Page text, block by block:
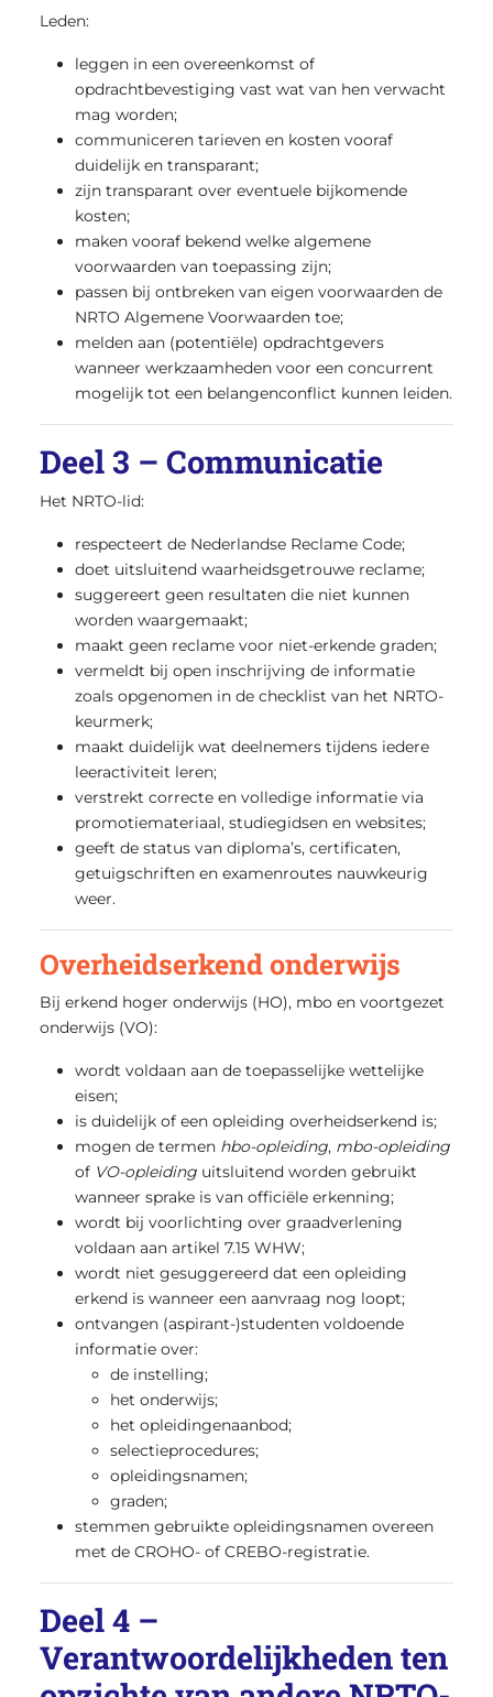
Leden:
leggen in een overeenkomst of
opdrachtbevestiging vast wat van hen verwacht
mag worden;
communiceren tarieven en kosten vooraf
duidelijk en transparant;
zijn transparant over eventuele bijkomende
kosten;
maken vooraf bekend welke algemene
voorwaarden van toepassing zijn;
passen bij ontbreken van eigen voorwaarden de
NRTO Algemene Voorwaarden toe;
melden aan (potentiële) opdrachtgevers
wanneer werkzaamheden voor een concurrent
mogelijk tot een belangenconflict kunnen leiden.
Deel 3 – Communicatie
Het NRTO-lid:
respecteert de Nederlandse Reclame Code;
doet uitsluitend waarheidsgetrouwe reclame;
suggereert geen resultaten die niet kunnen
worden waargemaakt;
maakt geen reclame voor niet-erkende graden;
vermeldt bij open inschrijving de informatie
zoals opgenomen in de checklist van het NRTO-
keurmerk;
maakt duidelijk wat deelnemers tijdens iedere
leeractiviteit leren;
verstrekt correcte en volledige informatie via
promotiemateriaal, studiegidsen en websites;
geeft de status van diploma’s, certificaten,
getuigschriften en examenroutes nauwkeurig
weer.
Overheidserkend onderwijs
Bij erkend hoger onderwijs (HO), mbo en voortgezet
onderwijs (VO):
wordt voldaan aan de toepasselijke wettelijke
eisen;
is duidelijk of een opleiding overheidserkend is;
mogen de termen hbo-opleiding, mbo-opleiding
of VO-opleiding uitsluitend worden gebruikt
wanneer sprake is van officiële erkenning;
wordt bij voorlichting over graadverlening
voldaan aan artikel 7.15 WHW;
wordt niet gesuggereerd dat een opleiding
erkend is wanneer een aanvraag nog loopt;
ontvangen (aspirant-)studenten voldoende
informatie over:
de instelling;
het onderwijs;
het opleidingenaanbod;
selectieprocedures;
opleidingsnamen;
graden;
stemmen gebruikte opleidingsnamen overeen
met de CROHO- of CREBO-registratie.
Deel 4 –
Verantwoordelijkheden ten